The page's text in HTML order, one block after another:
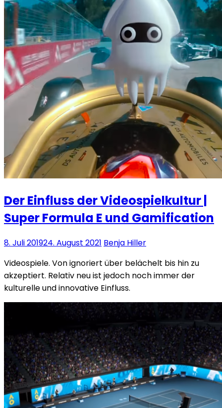
Der Einfluss der Videospielkultur |
Super Formula E und Gamification
8. Juli 201924. August 2021 Benja Hiller
Videospiele. Von ignoriert über belächelt bis hin zu
akzeptiert. Relativ neu ist jedoch noch immer der
kulturelle und innovative Einfluss.